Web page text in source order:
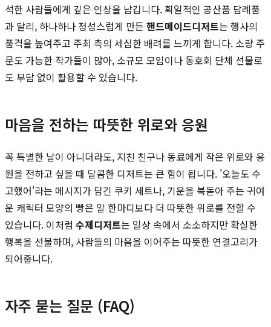
석한 사람들에게 깊은 인상을 남깁니다. 획일적인 공산품 답례품
과 달리, 하나하나 정성스럽게 만든 핸드메이드디저트는 행사의
품격을 높여주고 주최 측의 세심한 배려를 느끼게 합니다. 소량 주
문도 가능한 작가들이 많아, 소규모 모임이나 동호회 단체 선물로
도 부담 없이 활용할 수 있습니다.
마음을 전하는 따뜻한 위로와 응원
꼭 특별한 날이 아니더라도, 지친 친구나 동료에게 작은 위로와 응
원을 전하고 싶을 때 달콤한 디저트는 큰 힘이 됩니다. '오늘도 수
고했어'라는 메시지가 담긴 쿠키 세트나, 기운을 북돋아 주는 귀여
운 캐릭터 모양의 빵은 말 한마디보다 더 따뜻한 위로를 전할 수
있습니다. 이처럼 수제디저트는 일상 속에서 소소하지만 확실한
행복을 선물하며, 사람들의 마음을 이어주는 따뜻한 연결고리가
되어줍니다.
자주 묻는 질문 (FAQ)